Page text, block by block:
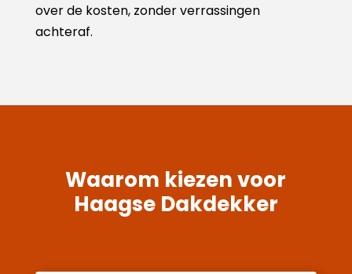
over de kosten, zonder verrassingen
achteraf.
Waarom kiezen voor
Haagse Dakdekker